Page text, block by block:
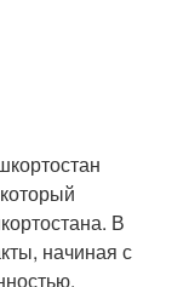
В
начиная с